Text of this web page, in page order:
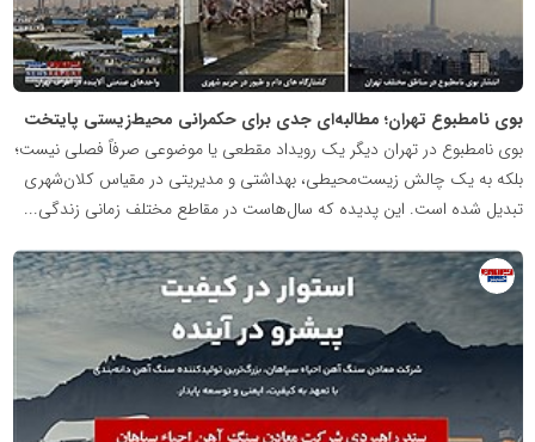
بوی نامطبوع تهران؛ مطالبه‌ای جدی برای حکمرانی محیط‌زیستی پایتخت
بوی نامطبوع در تهران دیگر یک رویداد مقطعی یا موضوعی صرفاً فصلی نیست؛
بلکه به یک چالش زیست‌محیطی، بهداشتی و مدیریتی در مقیاس کلان‌شهری
تبدیل شده است. این پدیده که سال‌هاست در مقاطع مختلف زمانی زندگی...
عمومی
خبر